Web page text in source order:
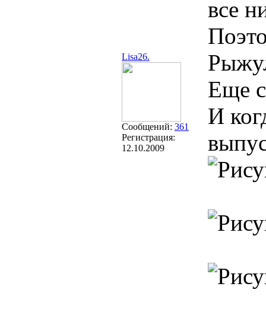
Lisa26.
Сообщений: 361
Регистрация:
12.10.2009
все
Еще
И